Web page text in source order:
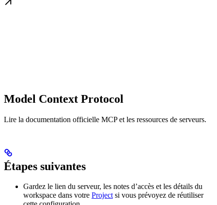
Model Context Protocol
Lire la documentation officielle MCP et les ressources de serveurs.
Étapes suivantes
Gardez le lien du serveur, les notes d’accès et les détails du
workspace dans votre Projectsi vous prévoyez de réutiliser